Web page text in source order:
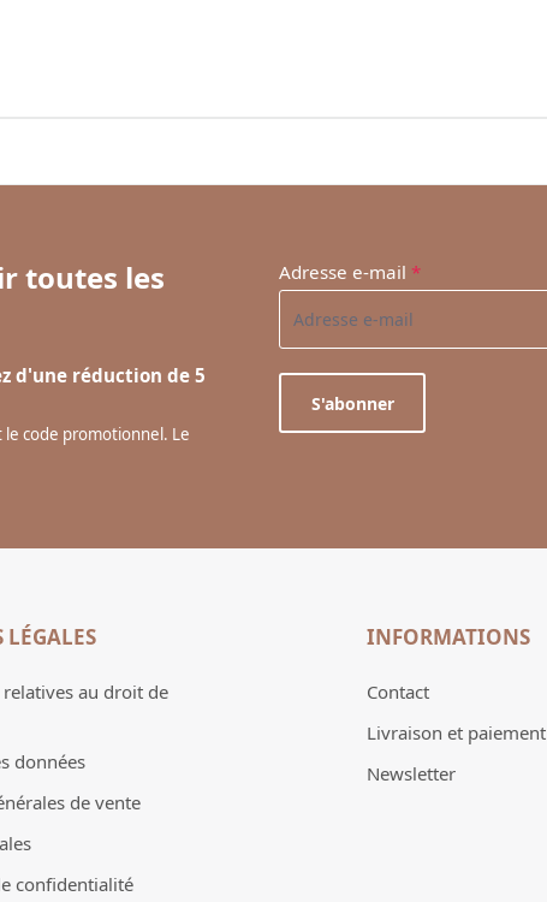
toutes les
d'une réduction de 5
code promotionnel. Le
Adresse e-mail *
S'abonner
au droit de
données
de vente
confidentialité
INFORMATIONS
Contact
Livraison et paiement
Newsletter